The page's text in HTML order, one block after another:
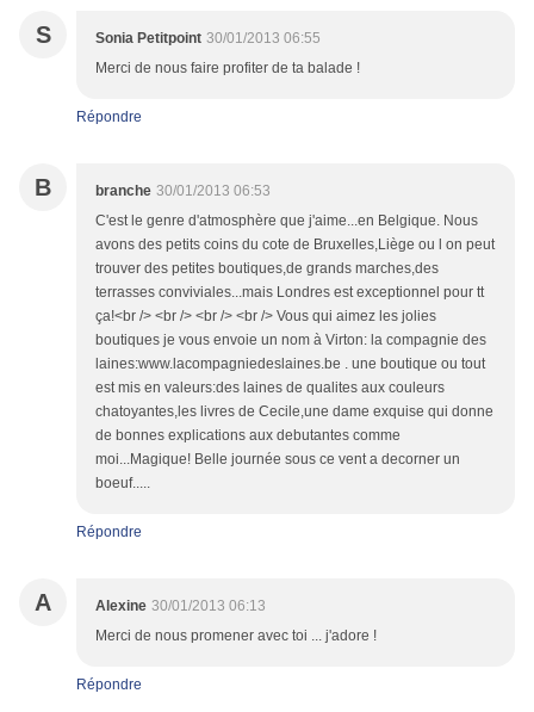
S Sonia Petitpoint 30/01/2013 06:55
Merci de nous faire profiter de ta balade !
Répondre
B branche 30/01/2013 06:53
C'est le genre d'atmosphère que j'aime...en Belgique. Nous
avons des petits coins du cote de Bruxelles,Liège ou l on peut
trouver des petites boutiques,de grands marches,des
terrasses conviviales...mais Londres est exceptionnel pour tt
ça!<br /> <br /> <br /> <br /> Vous qui aimez les jolies
boutiques je vous envoie un nom à Virton: la compagnie des
laines:www.lacompagniedeslaines.be . une boutique ou tout
est mis en valeurs:des laines de qualites aux couleurs
chatoyantes,les livres de Cecile,une dame exquise qui donne
de bonnes explications aux debutantes comme
moi...Magique! Belle journée sous ce vent a decorner un
boeuf.....
Répondre
A Alexine 30/01/2013 06:13
Merci de nous promener avec toi ... j'adore !
Répondre